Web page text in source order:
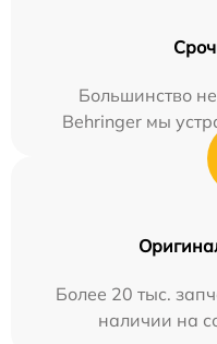
Большинство
Behringer мы
Более 20 тыс.
наличии на